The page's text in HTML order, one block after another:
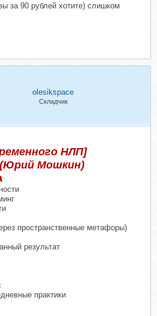
за 90 рублей хотите) слишком
olesikspace
Складчик
НЛП]
Мошкин)
пространственные метафоры)
результат
практики